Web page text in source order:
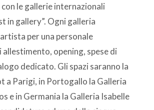
le gallerie internazionali
in gallery”. Ogni galleria
per una personale
allestimento, opening, spese di
dedicato. Gli spazi saranno la
a Parigi, in Portogallo la Galleria
e in Germania la Galleria Isabelle